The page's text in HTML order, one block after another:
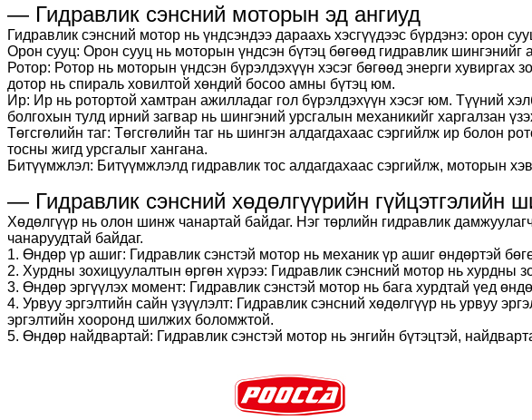
— Гидравлик сэнсний моторын эд ангиуд
Гидравлик сэнсний мотор нь үндсэндээ дараахь хэсгүүдээс бүрдэнэ: орон
Орон сууц: Орон сууц нь моторын үндсэн бүтэц бөгөөд гидравлик шингэнийг
Ротор: Ротор нь моторын үндсэн бүрэлдэхүүн хэсэг бөгөөд энерги хувиргах
дотор нь спираль ховилтой хөндий босоо амны бүтэц юм.
Ир: Ир нь ротортой хамтран ажилладаг гол бүрэлдэхүүн хэсэг юм. Түүний
болгохын тулд ирний загвар нь шингэний урсгалын механикийг харгалзан
Төгсгөлийн таг: Төгсгөлийн таг нь шингэн алдагдахаас сэргийлж ир болон
тосны жигд урсгалыг хангана.
Битүүмжлэл: Битүүмжлэлд гидравлик тос алдагдахаас сэргийлж, моторын
— Гидравлик сэнсний хөдөлгүүрийн гүйцэтгэлийн
Хөдөлгүүр нь олон шинж чанартай байдаг. Нэг төрлийн гидравлик
чанаруудтай байдаг.
1. Өндөр үр ашиг: Гидравлик сэнстэй мотор нь механик үр ашиг өндөртэй
2. Хурдны зохицуулалтын өргөн хүрээ: Гидравлик сэнсний мотор нь хурдны
3. Өндөр эргүүлэх момент: Гидравлик сэнстэй мотор нь бага хурдтай үед
4. Урвуу эргэлтийн сайн үзүүлэлт: Гидравлик сэнсний хөдөлгүүр нь урвуу
эргэлтийн хооронд шилжих боломжтой.
5. Өндөр найдвартай: Гидравлик сэнстэй мотор нь энгийн бүтэцтэй,